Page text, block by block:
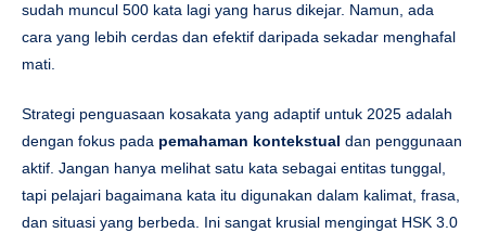
sudah muncul 500 kata lagi yang harus dikejar. Namun, ada
cara yang lebih cerdas dan efektif daripada sekadar menghafal
mati.
Strategi penguasaan kosakata yang adaptif untuk 2025 adalah
dengan fokus pada pemahaman kontekstual dan penggunaan
aktif. Jangan hanya melihat satu kata sebagai entitas tunggal,
tapi pelajari bagaimana kata itu digunakan dalam kalimat, frasa,
dan situasi yang berbeda. Ini sangat krusial mengingat HSK 3.0